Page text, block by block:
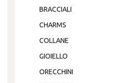
BRACCIALI
CHARMS
COLLANE
GIOIELLO
ORECCHINI